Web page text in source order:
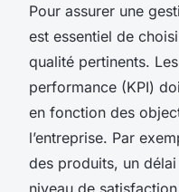
Pour assurer une
est essentiel de
qualité pertinents.
performance (KPI)
en fonction des
l’entreprise. Par
des produits, un
niveau de